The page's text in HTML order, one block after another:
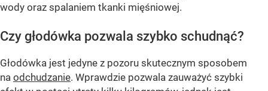
wody oraz spalaniem tkanki mięśniowej.
Czy głodówka pozwala szybko schudnąć?
Głodówka jest jedyne z pozoru skutecznym sposobem
na odchudzanie. Wprawdzie pozwala zauważyć szybki